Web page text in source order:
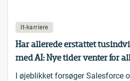
It-karriere
Har allerede erstattet
med AI: Nye tider venter for
I øjeblikket forsøger Salesforce